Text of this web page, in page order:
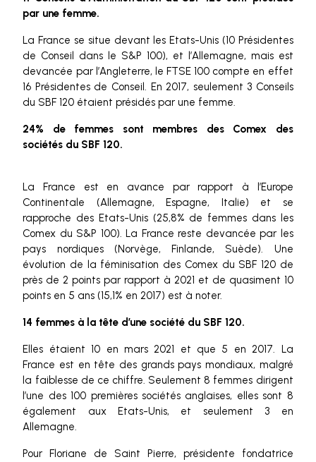
par une femme.
La France se situe devant les Etats-Unis (10 Présidentes
de Conseil dans le S&P 100), et l’Allemagne, mais est
devancée par l’Angleterre, le FTSE 100 compte en effet
16 Présidentes de Conseil. En 2017, seulement 3 Conseils
du SBF 120 étaient présidés par une femme.
24% de femmes sont membres des Comex des
sociétés du SBF 120.
La France est en avance par rapport à l’Europe
Continentale (Allemagne, Espagne, Italie) et se
rapproche des Etats-Unis (25,8% de femmes dans les
Comex du S&P 100). La France reste devancée par les
pays nordiques (Norvège, Finlande, Suède). Une
évolution de la féminisation des Comex du SBF 120 de
près de 2 points par rapport à 2021 et de quasiment 10
points en 5 ans (15,1% en 2017) est à noter.
14 femmes à la tête d’une société du SBF 120.
Elles étaient 10 en mars 2021 et que 5 en 2017. La
France est en tête des grands pays mondiaux, malgré
la faiblesse de ce chiffre. Seulement 8 femmes dirigent
l’une des 100 premières sociétés anglaises, elles sont 8
également aux Etats-Unis, et seulement 3 en
Allemagne.
Pour Floriane de Saint Pierre, présidente fondatrice